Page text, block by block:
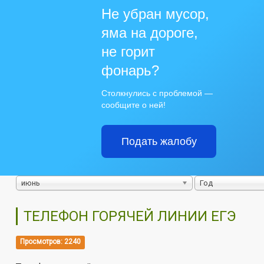
Не убран мусор,
яма на дороге,
не горит
фонарь?
Столкнулись с проблемой —
сообщите о ней!
Подать жалобу
июнь Год
ТЕЛЕФОН ГОРЯЧЕЙ ЛИНИИ ЕГЭ
Просмотров: 2240